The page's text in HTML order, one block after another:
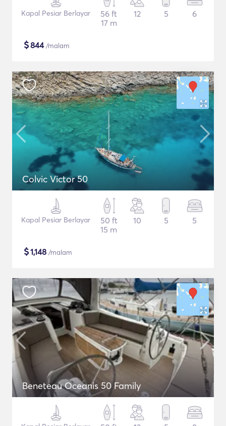
Kapal Pesiar Berlayar
56 ft
17 m
12 5 6
$844/malam
Colvic Victor 50
Kapal Pesiar Berlayar
50 ft
15 m
10 5 5
$1,148 /malam
Beneteau Oceanis 50 Family